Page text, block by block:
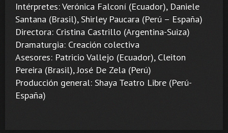
Intérpretes: Verónica Falconí (Ecuador), Daniele
Santana (Brasil), Shirley Paucara (Perú – España)
Directora: Cristina Castrillo (Argentina-Suiza)
Dramaturgia: Creación colectiva
Asesores: Patricio Vallejo (Ecuador), Cleiton
Pereira (Brasil), José De Zela (Perú)
Producción general: Shaya Teatro Libre (Perú-
España)